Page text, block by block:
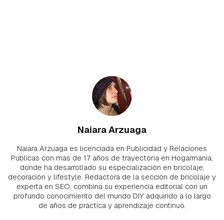
Naiara Arzuaga
Naiara Arzuaga es licenciada en Publicidad y Relaciones
Públicas con más de 17 años de trayectoria en Hogarmanía,
donde ha desarrollado su especialización en bricolaje,
decoración y lifestyle. Redactora de la sección de bricolaje y
experta en SEO, combina su experiencia editorial con un
profundo conocimiento del mundo DIY adquirido a lo largo
de años de práctica y aprendizaje continuo.